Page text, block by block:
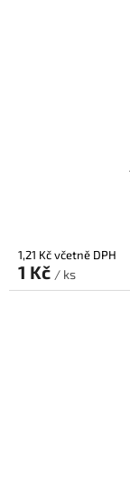
1,21 Kč včetně DPH
1 Kč / ks